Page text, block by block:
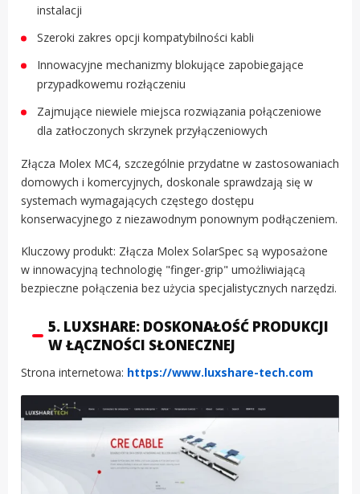
instalacji
Szeroki zakres opcji kompatybilności kabli
Innowacyjne mechanizmy blokujące zapobiegające
przypadkowemu rozłączeniu
Zajmujące niewiele miejsca rozwiązania połączeniowe
dla zatłoczonych skrzynek przyłączeniowych
Złącza Molex MC4, szczególnie przydatne w zastosowaniach
domowych i komercyjnych, doskonale sprawdzają się w
systemach wymagających częstego dostępu
konserwacyjnego z niezawodnym ponownym podłączeniem.
Kluczowy produkt: Złącza Molex SolarSpec są wyposażone
w innowacyjną technologię "finger-grip" umożliwiającą
bezpieczne połączenia bez użycia specjalistycznych narzędzi.
5. LUXSHARE: DOSKONAŁOŚĆ PRODUKCJI
W ŁĄCZNOŚCI SŁONECZNEJ
Strona internetowa: https://www.luxshare-tech.com